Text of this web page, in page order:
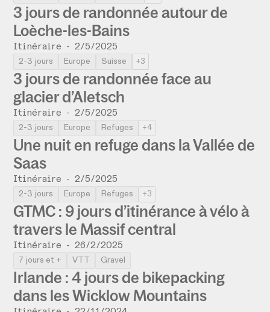
3 jours de randonnée autour de
Loèche-les-Bains
Itinéraire -2/5/2025
2-3 jours Europe Suisse +3
3 jours de randonnée face au
glacier d’Aletsch
Itinéraire -2/5/2025
2-3 jours Europe Refuges +4
Une nuit en refuge dans la Vallée de
Saas
Itinéraire -2/5/2025
2-3 jours Europe Refuges +3
GTMC : 9 jours d’itinérance à vélo à
travers le Massif central
Itinéraire -26/2/2025
7 jours et + VTT Gravel
Irlande : 4 jours de bikepacking
dans les Wicklow Mountains